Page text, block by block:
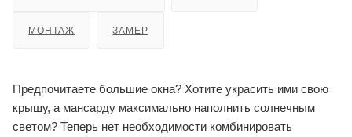
МОНТАЖ ЗАМЕР
Предпочитаете большие окна? Хотите украсить ими свою
крышу, а мансарду максимально наполнить солнечным
светом? Теперь нет необходимости комбинировать